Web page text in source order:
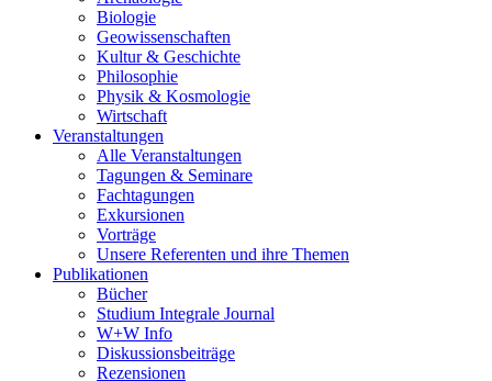
Biologie
Geowissenschaften
Kultur & Geschichte
Philosophie
Physik & Kosmologie
Wirtschaft
Veranstaltungen
Alle Veranstaltungen
Tagungen & Seminare
Fachtagungen
Exkursionen
Vorträge
Unsere Referenten und ihre Themen
Publikationen
Bücher
Studium Integrale Journal
W+W Info
Diskussionsbeiträge
Rezensionen